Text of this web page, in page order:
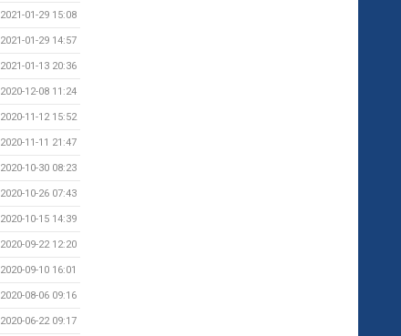
2021-01-29 15:08
2021-01-29 14:57
2021-01-13 20:36
2020-12-08 11:24
2020-11-12 15:52
2020-11-11 21:47
2020-10-30 08:23
2020-10-26 07:43
2020-10-15 14:39
2020-09-22 12:20
2020-09-10 16:01
2020-08-06 09:16
2020-06-22 09:17